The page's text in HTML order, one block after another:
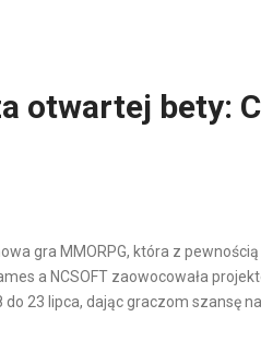
otwartej bety:
gra MMORPG, która z
a NCSOFT zaowocowała
23 lipca, dając graczom szansę